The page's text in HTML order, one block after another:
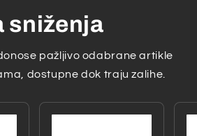
sniženja
pažljivo odabrane artikle
dostupne dok traju zalihe.